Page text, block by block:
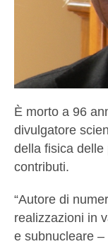
È morto a 96
divulgatore
della fisica delle
contributi.
“Autore di
realizzazioni in
e subnucleare –